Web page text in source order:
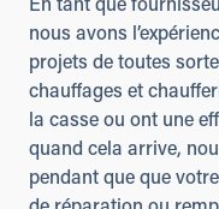
En tant que
nous avons
projets de toutes
chauffages et
la casse ou ont une
quand cela arrive,
pendant que que